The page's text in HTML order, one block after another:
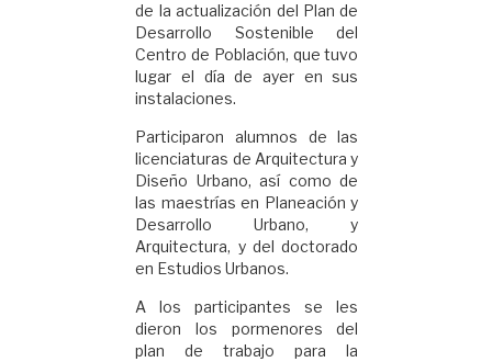
de la actualización del Plan de
Desarrollo Sostenible del
Centro de Población, que tuvo
lugar el día de ayer en sus
instalaciones.
Participaron alumnos de las
licenciaturas de Arquitectura y
Diseño Urbano, así como de
las maestrías en Planeación y
Desarrollo Urbano, y
Arquitectura, y del doctorado
en Estudios Urbanos.
A los participantes se les
dieron los pormenores del
plan de trabajo para la